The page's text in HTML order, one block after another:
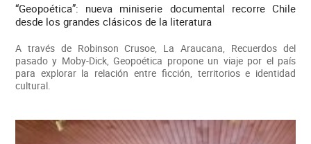
“Geopoética”: nueva miniserie documental recorre Chile
desde los grandes clásicos de la literatura
A través de Robinson Crusoe, La Araucana, Recuerdos del
pasado y Moby-Dick, Geopoética propone un viaje por el país
para explorar la relación entre ficción, territorios e identidad
cultural.